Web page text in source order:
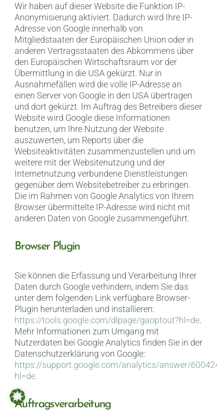
Wir haben auf dieser Website die Funktion IP-
Anonymisierung aktiviert. Dadurch wird Ihre IP-
Adresse von Google innerhalb von
Mitgliedstaaten der Europäischen Union oder in
anderen Vertragsstaaten des Abkommens über
den Europäischen Wirtschaftsraum vor der
Übermittlung in die USA gekürzt. Nur in
Ausnahmefällen wird die volle IP-Adresse an
einen Server von Google in den USA übertragen
und dort gekürzt. Im Auftrag des Betreibers dieser
Website wird Google diese Informationen
benutzen, um Ihre Nutzung der Website
auszuwerten, um Reports über die
Websiteaktivitäten zusammenzustellen und um
weitere mit der Websitenutzung und der
Internetnutzung verbundene Dienstleistungen
gegenüber dem Websitebetreiber zu erbringen.
Die im Rahmen von Google Analytics von Ihrem
Browser übermittelte IP-Adresse wird nicht mit
anderen Daten von Google zusammengeführt.
Browser Plugin
Sie können die Erfassung und Verarbeitung Ihrer
Daten durch Google verhindern, indem Sie das
unter dem folgenden Link verfügbare Browser-
Plugin herunterladen und installieren:
https://tools.google.com/dlpage/gaoptout?hl=de.
Mehr Informationen zum Umgang mit
Nutzerdaten bei Google Analytics finden Sie in der
Datenschutzerklärung von Google:
https://support.google.com/analytics/answer/
hl=de.
Auftragsverarbeitung